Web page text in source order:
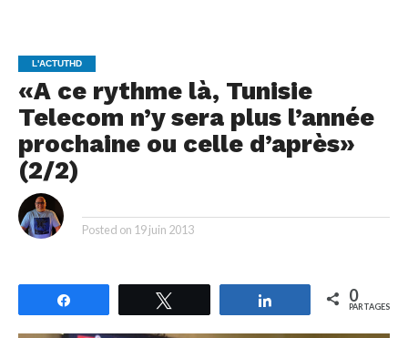
L'ACTUTHD
«A ce rythme là, Tunisie
Telecom n’y sera plus l’année
prochaine ou celle d’après»
(2/2)
Posted on 19 juin 2013
Partagez 0
PARTAGES